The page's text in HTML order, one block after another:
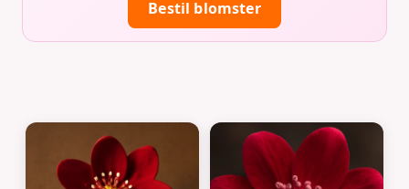
Bestil blomster